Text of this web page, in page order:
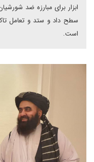
ابزار برای مبارزه ضد
سطح داد و ستد و تعامل
است.